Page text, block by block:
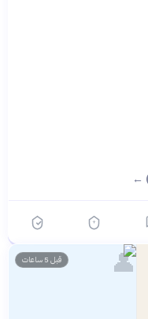
قبل 5 ساعات 👤